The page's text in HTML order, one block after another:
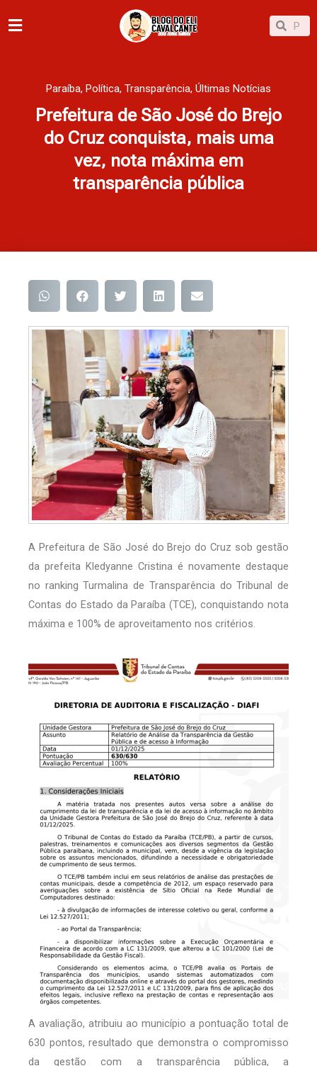
para
Pesquisar
Paraíba, Política, Transparência, Últimas Notícias
Prefeitura de São José do Brejo
do Cruz conquista, mais uma
vez, nota máxima em
transparência pública
A Prefeitura de São José do Brejo do Cruz sob gestão
da prefeita Kledyanne Cristina é novamente destaque
no ranking Turmalina de Transparência do Tribunal de
Contas do Estado da Paraíba (TCE), conquistando nota
máxima e 100% de aproveitamento nos critérios.
A avaliação, atribuiu ao município a pontuação total de
630 pontos, resultado que demonstra o compromisso
da gestão com a transparência pública, a